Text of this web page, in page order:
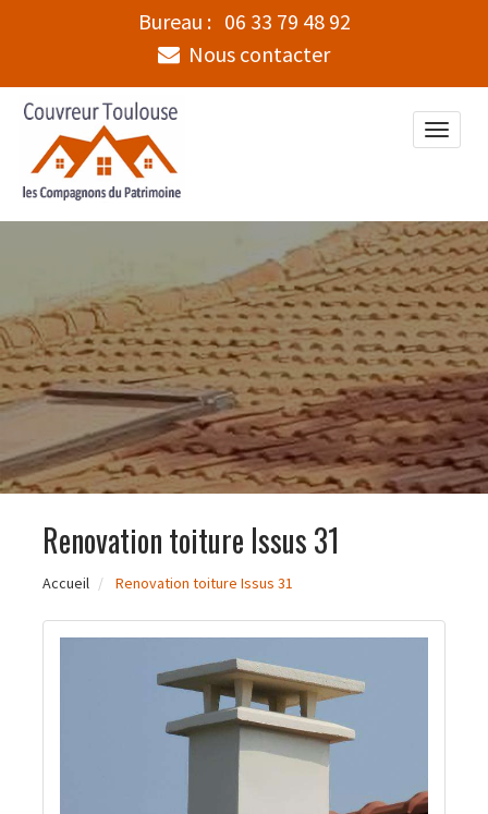
Bureau : 06 33 79 48 92
Nous contacter
Toggle
Renovation toiture Issus 31
Accueil Renovation toiture Issus 31